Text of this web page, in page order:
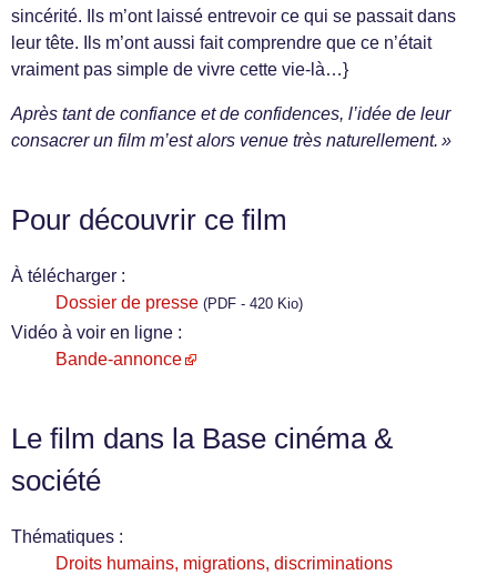
sincérité. Ils m’ont laissé entrevoir ce qui se passait dans
leur tête. Ils m’ont aussi fait comprendre que ce n’était
vraiment pas simple de vivre cette vie-là…}
Après tant de confiance et de confidences, l’idée de leur
consacrer un film m’est alors venue très naturellement. »
Pour découvrir ce film
À télécharger :
Dossier de presse (PDF - 420 Kio)
Vidéo à voir en ligne :
Bande-annonce
Le film dans la Base cinéma &
société
Thématiques :
Droits humains, migrations, discriminations